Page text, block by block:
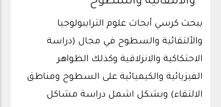
يبحث كرسي أبحاث علوم الترايبولوجيا
والألتقائية والسطوح في مجال (دراسة
الاحتكاكية والانزلاقية وكذلك الظواهر
الفيزيائية والكيميائية على السطوح ومناطق
الالتقاء) وبشكل اشمل دراسة مشاكل